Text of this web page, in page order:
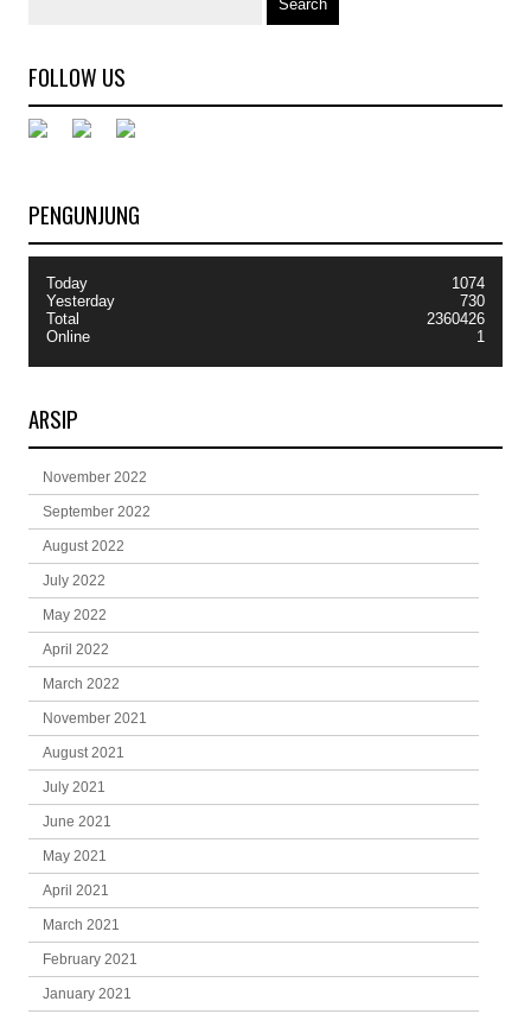
FOLLOW US
PENGUNJUNG
Today
Yesterday
Total
Online
1074
730
2360426
1
ARSIP
November 2022
September 2022
August 2022
July 2022
May 2022
April 2022
March 2022
November 2021
August 2021
July 2021
June 2021
May 2021
April 2021
March 2021
February 2021
January 2021